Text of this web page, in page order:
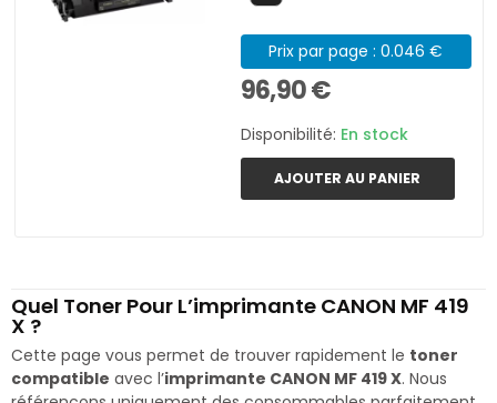
Prix par page : 0.046 €
96,90 €
Disponibilité: En stock
AJOUTER AU PANIER
Quel Toner Pour L’imprimante CANON MF 419
X ?
Cette page vous permet de trouver rapidement le toner
compatible avec l’imprimante CANON MF 419 X. Nous